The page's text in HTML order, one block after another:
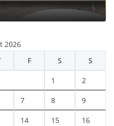
2026
F S S
1 2
7 8 9
14 15 16